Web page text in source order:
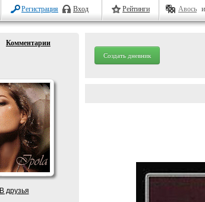
Регистрация Вход Рейтинги Авось
Комментарии
В друзья
Создать дневник